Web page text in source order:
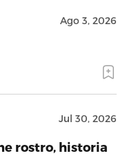
Ago 3, 2026
Jul 30, 2026
rostro, historia